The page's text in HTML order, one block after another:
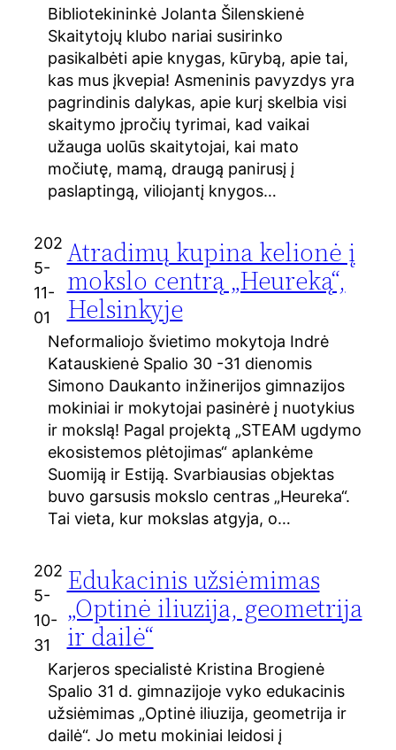
Bibliotekininkė Jolanta Šilenskienė
Skaitytojų klubo nariai susirinko
pasikalbėti apie knygas, kūrybą, apie tai,
kas mus įkvepia! Asmeninis pavyzdys yra
pagrindinis dalykas, apie kurį skelbia visi
skaitymo įpročių tyrimai, kad vaikai
užauga uolūs skaitytojai, kai mato
močiutę, mamą, draugą panirusį į
paslaptingą, viliojantį knygos…
202
5-
11-
01
Atradimų kupina kelionė į
mokslo centrą „Heureką“,
Helsinkyje
Neformaliojo švietimo mokytoja Indrė
Katauskienė Spalio 30 -31 dienomis
Simono Daukanto inžinerijos gimnazijos
mokiniai ir mokytojai pasinėrė į nuotykius
ir mokslą! Pagal projektą „STEAM ugdymo
ekosistemos plėtojimas“ aplankėme
Suomiją ir Estiją. Svarbiausias objektas
buvo garsusis mokslo centras „Heureka“.
Tai vieta, kur mokslas atgyja, o…
202
5-
10-
31
Edukacinis užsiėmimas
„Optinė iliuzija, geometrija
ir dailė“
Karjeros specialistė Kristina Brogienė
Spalio 31 d. gimnazijoje vyko edukacinis
užsiėmimas „Optinė iliuzija, geometrija ir
dailė“. Jo metu mokiniai leidosi į